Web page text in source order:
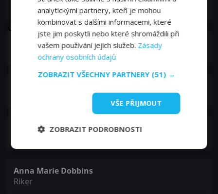
Powerhouse
Jeremy London
Jordan Rachel
Anna Marie Dobbins
Riker
analytickými partnery, kteří je mohou
kombinovat s dalšími informacemi, které
jste jim poskytli nebo které shromáždili při
vašem používání jejich služeb. Zásady
ochrany osobních údajů
ZOBRAZIT VŠECHNY PARTNERY (51) →
VŠE PŘIJMOUT
ZOBRAZIT PODROBNOSTI